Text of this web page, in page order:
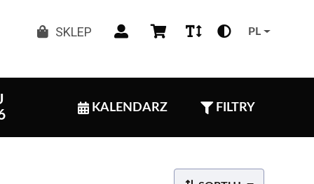
SKLEP PL
KALENDARZ FILTRY